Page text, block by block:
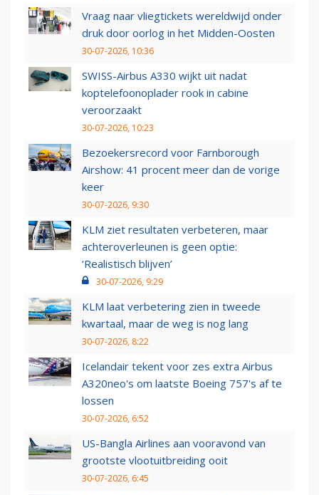
Vraag naar vliegtickets wereldwijd onder
druk door oorlog in het Midden-Oosten
30-07-2026, 10:36
SWISS-Airbus A330 wijkt uit nadat
koptelefoonoplader rook in cabine
veroorzaakt
30-07-2026, 10:23
Bezoekersrecord voor Farnborough
Airshow: 41 procent meer dan de vorige
keer
30-07-2026, 9:30
KLM ziet resultaten verbeteren, maar
achteroverleunen is geen optie:
‘Realistisch blijven’
30-07-2026, 9:29
KLM laat verbetering zien in tweede
kwartaal, maar de weg is nog lang
30-07-2026, 8:22
Icelandair tekent voor zes extra Airbus
A320neo's om laatste Boeing 757's af te
lossen
30-07-2026, 6:52
US-Bangla Airlines aan vooravond van
grootste vlootuitbreiding ooit
30-07-2026, 6:45